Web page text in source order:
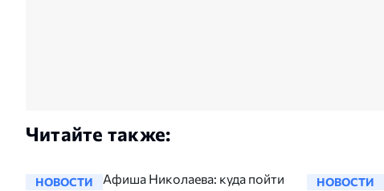
Читайте также:
НОВОСТИ Афиша Николаева: куда пойти НОВОСТИ